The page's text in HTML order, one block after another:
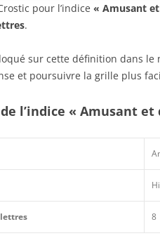
pour l’indice « Amusant
.
sur cette définition dans
et poursuivre la grille plus
l’indice « Amusant
8